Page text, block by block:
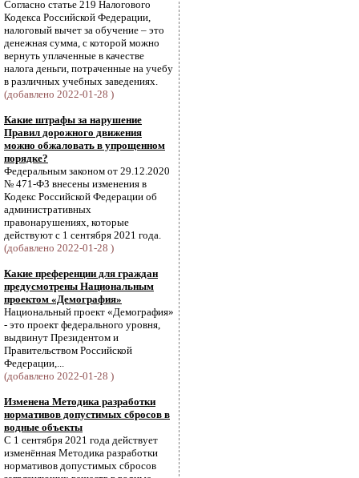
Согласно статье 219 Налогового
Кодекса Российской Федерации,
налоговый вычет за обучение – это
денежная сумма, с которой можно
вернуть уплаченные в качестве
налога деньги, потраченные на учебу
в различных учебных заведениях.
(добавлено 2022-01-28 )
Какие штрафы за нарушение
Правил дорожного движения
можно обжаловать в упрощенном
порядке?
Федеральным законом от 29.12.2020
№ 471-ФЗ внесены изменения в
Кодекс Российской Федерации об
административных
правонарушениях, которые
действуют с 1 сентября 2021 года.
(добавлено 2022-01-28 )
Какие преференции для граждан
предусмотрены Национальным
проектом «Демография»
Национальный проект «Демография»
- это проект федерального уровня,
выдвинут Президентом и
Правительством Российской
Федерации,...
(добавлено 2022-01-28 )
Изменена Методика разработки
нормативов допустимых сбросов в
водные объекты
С 1 сентября 2021 года действует
изменённая Методика разработки
нормативов допустимых сбросов